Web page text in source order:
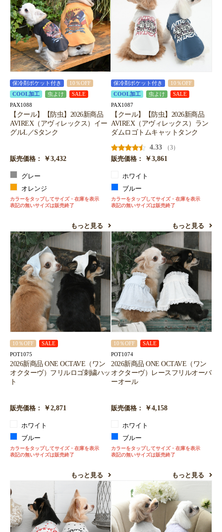
保冷剤ポケット付き
10％OFF
COOL加工
虫よけ SALE
PAX1088
【クール】【防虫】2026新商品
AVIREX（アヴィレックス）イー
グルL／Sタンク
販売価格： ￥3,432
グレー
オレンジ
カラーをタップしてサイズ・在庫を表示
表記の無いサイズは販売終了
もっと見る
保冷剤ポケット付き
10％OFF
COOL加工
虫よけ SALE
PAX1087
【クール】【防虫】2026新商品
AVIREX（アヴィレックス）ラン
ダムロゴトムキャットタンク
4.33
（3）
販売価格：
￥3,861
ホワイト
ブルー
カラーをタップしてサイズ・在庫を表示
表記の無いサイズは販売終了
もっと見る
10％OFF SALE
POT1075
2026新商品 ONE OCTAVE（ワン
オクターヴ）フリルロゴ刺繍ハッ
ト
販売価格： ￥2,871
ホワイト
ブルー
カラーをタップしてサイズ・在庫を表示
表記の無いサイズは販売終了
もっと見る
10％OFF SALE
POT1074
2026新商品 ONE OCTAVE（ワン
オクターヴ）レースフリルオーバ
ーオール
販売価格： ￥4,158
ホワイト
ブルー
カラーをタップしてサイズ・在庫を表示
表記の無いサイズは販売終了
もっと見る